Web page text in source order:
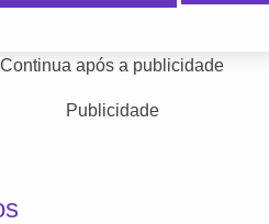
Continua após a publicidade
Publicidade